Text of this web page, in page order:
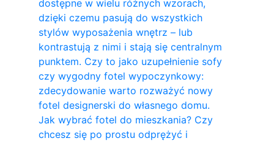
dostępne w wielu różnych wzorach,
dzięki czemu pasują do wszystkich
stylów wyposażenia wnętrz – lub
kontrastują z nimi i stają się centralnym
punktem. Czy to jako uzupełnienie sofy
czy wygodny fotel wypoczynkowy:
zdecydowanie warto rozważyć nowy
fotel designerski do własnego domu.
Jak wybrać fotel do mieszkania? Czy
chcesz się po prostu odprężyć i